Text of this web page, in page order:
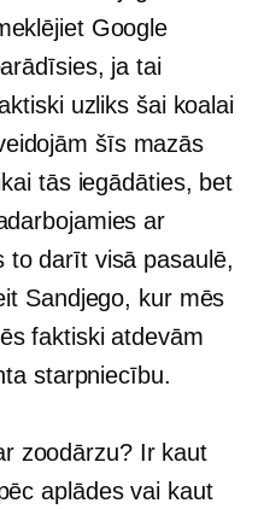
Google
ja tai
uzliks šai koalai
šīs mazās
tās iegādāties, bet
ar
to darīt visā pasaulē,
Sandjego, kur mēs
faktiski atdevām
starpniecību.
zoodārzu? Ir kaut
aplādes vai kaut